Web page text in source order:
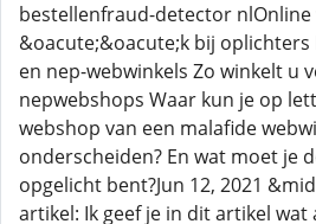
bestellenfraud-detector
&oacute;&oacute;k bij
en nep-webwinkels Zo winkelt u
nepwebshops Waar kun je op
webshop van een malafide
onderscheiden? En wat moet je
opgelicht bent?Jun 12, 2021
artikel: Ik geef je in dit artikel